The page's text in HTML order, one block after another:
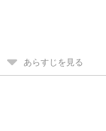
あらすじを見る